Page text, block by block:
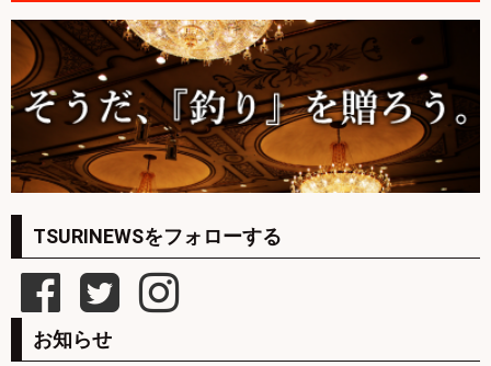
TSURINEWSをフォローする
お知らせ